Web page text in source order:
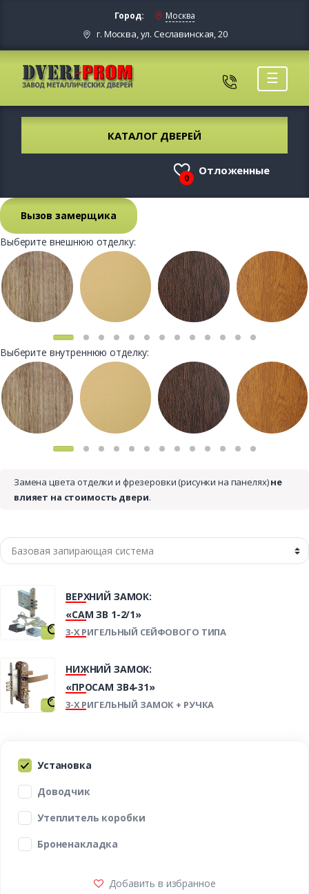
Город: Москва
г. Москва, ул. Сеславинская, 20
☰
КАТАЛОГ ДВЕРЕЙ
0
Отложенные
Вызов замерщика
Выберите внешнюю отделку:
Выберите внутреннюю отделку:
Замена цвета отделки и фрезеровки (рисунки на панелях)не
влияет на стоимость двери.
ВЕРХНИЙ ЗАМОК:
«САМ ЗВ 1-2/1»
3-Х РИГЕЛЬНЫЙ СЕЙФОВОГО ТИПА
НИЖНИЙ ЗАМОК:
«ПРОСАМ ЗВ4-31»
3-Х РИГЕЛЬНЫЙ ЗАМОК + РУЧКА
Установка
Доводчик
Утеплитель коробки
Броненакладка
Добавить в избранное